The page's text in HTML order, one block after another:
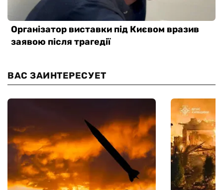
ВАС ЗАИНТЕРЕСУЕТ